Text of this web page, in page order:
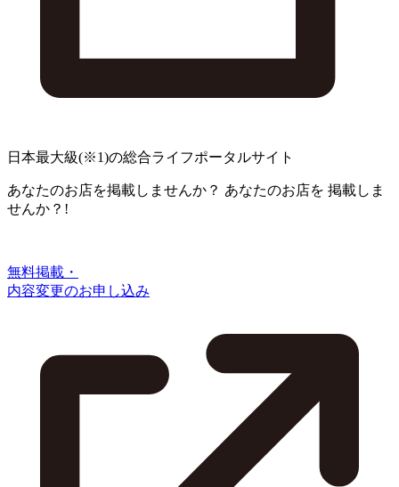
日本最大級(※1)の総合ライフポータルサイト
あなたのお店を掲載しませんか？ あなたのお店を 掲載しま
せんか？!
無料掲載・
内容変更のお申し込み